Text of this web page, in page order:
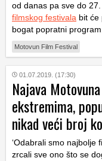
od danas pa sve do
filmskog festivala bit će
bogat popratni
Motovun Film Festival
01.07.2019. (17:30)
Najava
ekstremima,
nikad veći broj
‘Odabrali smo najbolje
zrcali sve ono što se